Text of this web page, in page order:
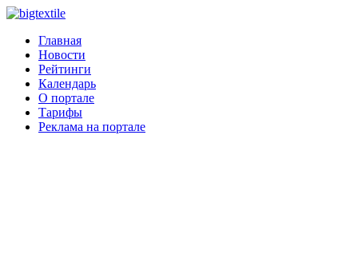
Главная
Новости
Рейтинги
Календарь
О портале
Тарифы
Реклама на портале